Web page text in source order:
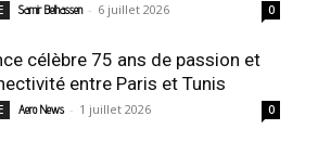
Samir Belhassen - 6 juillet 2026 0
célèbre 75 ans de passion et
entre Paris et Tunis
Aero News - 1 juillet 2026 0